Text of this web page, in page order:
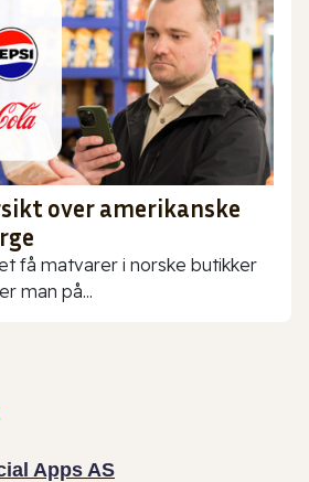
over amerikanske
få matvarer i norske butikker
man på...
Apps AS